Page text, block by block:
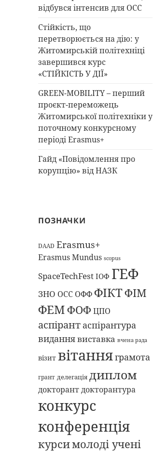
відбувся інтенсив для ОСС
Стійкість, що
перетворюється на дію: у
Житомирській політехніці
завершився курс
«СТІЙКІСТЬ У ДІЇ»
GREEN-MOBILITY – перший
проєкт-переможець
Житомирської політехніки у
поточному конкурсному
періоді Erasmus+
Гайд «Повідомлення про
корупцію» від НАЗК
ПОЗНАЧКИ
DAAD Erasmus+
Erasmus Mundus scopus
SpaceTechFest ІОФ ГЕФ
ЗНО ОСС ОФФФІКТФІМ
ФЕМФОФ ЦПО
аспірант аспірантура
виданнявиставка вчена рада
візит вітанняграмота
грант делегація диплом
докторантдокторантура
конкурс
конференція
курсимолоді учені